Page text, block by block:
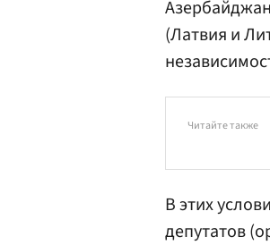
(Латвия и
Читайте также
В этих
депутатов